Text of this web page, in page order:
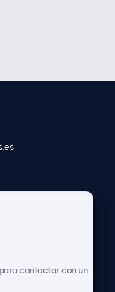
contactar con un